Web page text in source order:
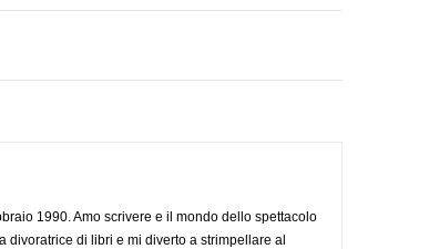
1990. Amo scrivere e il mondo dello spettacolo
divoratrice di libri e mi diverto a strimpellare al